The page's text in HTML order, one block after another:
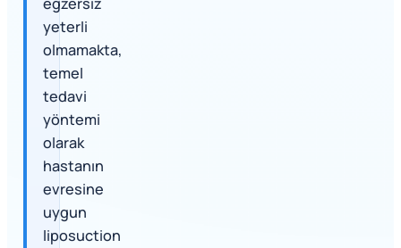
yeterli
olmamakta,
temel
tedavi
yöntemi
olarak
hastanın
evresine
uygun
liposuction